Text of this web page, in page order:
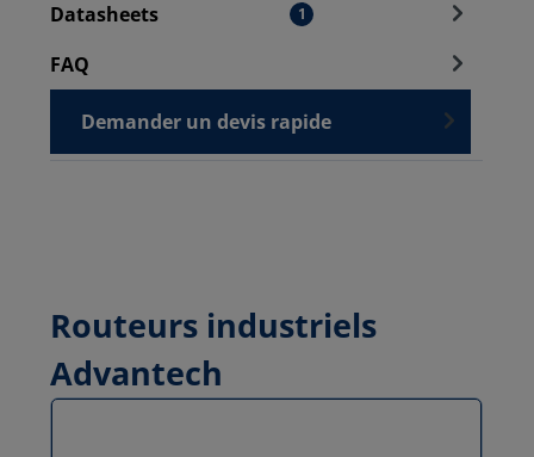
Datasheets
1
FAQ
Demander un devis rapide
Routeurs industriels
Advantech